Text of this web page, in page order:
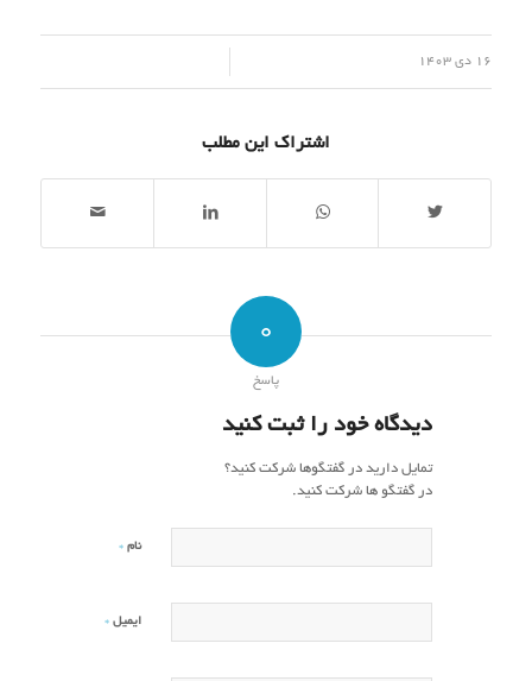
16 دی 1403
اشتراک این مطلب
0
پاسخ
دیدگاه خود را ثبت کنید
تمایل دارید در گفتگوها شرکت کنید؟
در گفتگو ها شرکت کنید.
نام *
ایمیل *